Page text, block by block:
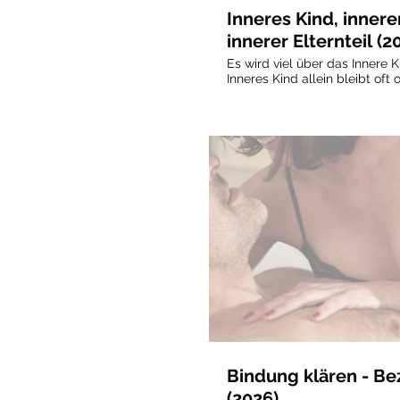
Inneres Kind,
innerer Elternteil
Es wird viel über das Innere
Inneres Kind allein bleibt oft
strukturiert und prägt die
umgehen. Erst im
Zustände entsteht innere
Reife. In diesem Seminar beschäftigen wir uns mit den
Dynamiken zwischen Innerem
Erwachsenen und Innerem
erkunden, wie diese Anteile
zwischen ihnen wechseln
bewusster und harmonischer
innere Konflikte entstehen
„falsch“ ist, sondern
zwischen den Anteilen gestört ist. Das Seminar
Raum für Reflexion,
Arbeit, um mehr
Bindung klären -